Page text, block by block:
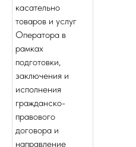
касательно
товаров и услуг
Оператора в
рамках
подготовки,
заключения и
исполнения
гражданско-
правового
договора и
направление